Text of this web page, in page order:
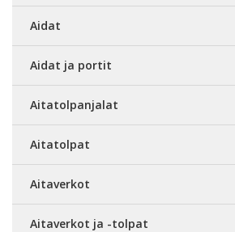
Aidat
Aidat ja portit
Aitatolpanjalat
Aitatolpat
Aitaverkot
Aitaverkot ja -tolpat